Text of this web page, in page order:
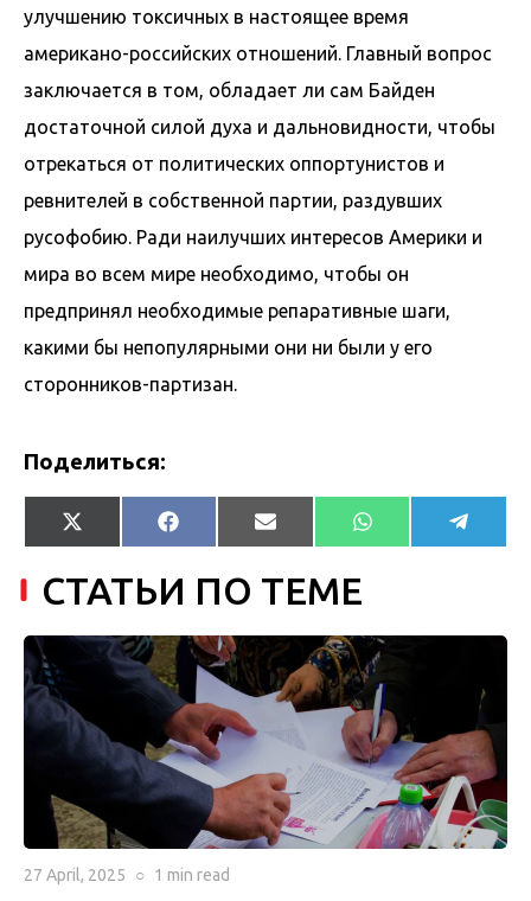
улучшению токсичных в настоящее время
американо-российских отношений. Главный вопрос
заключается в том, обладает ли сам Байден
достаточной силой духа и дальновидности, чтобы
отрекаться от политических оппортунистов и
ревнителей в собственной партии, раздувших
русофобию. Ради наилучших интересов Америки и
мира во всем мире необходимо, чтобы он
предпринял необходимые репаративные шаги,
какими бы непопулярными они ни были у его
сторонников-партизан.
Поделиться:
Share
on
X
(Twitter)
Share
on
Facebook Share
on
Email Share
on
WhatsApp Share
on
СТАТЬИ ПО ТЕМЕ
27 April, 2025 ○ 1 min read